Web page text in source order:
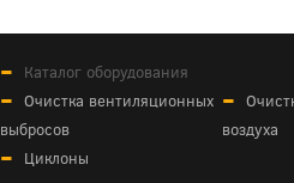
Каталог оборудования
Очистка вентиляционных
выбросов
воздуха
Циклоны